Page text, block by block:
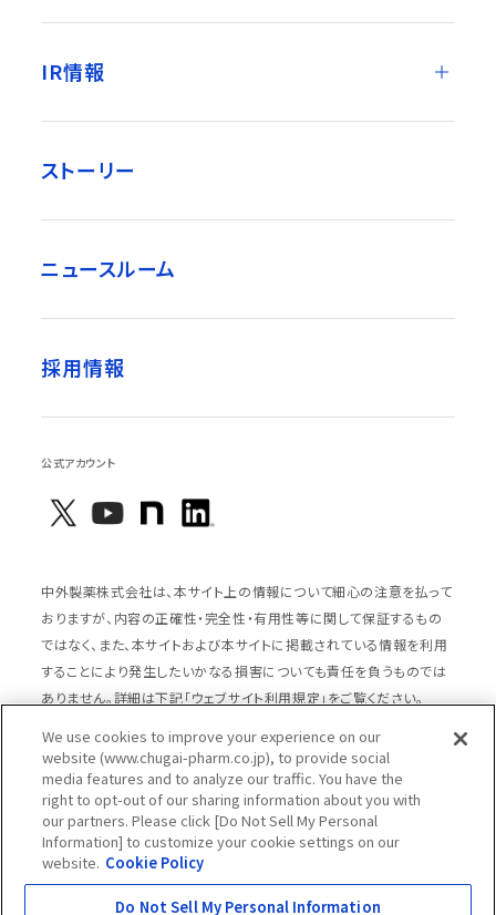
IR情報
ストーリー
ニュースルーム
採用情報
公式アカウント
中外製薬株式会社は、本サイト上の情報について細心の注意を払って
おりますが、内容の正確性・完全性・有用性等に関して保証するもの
ではなく、また、本サイトおよび本サイトに掲載されている情報を利用
することにより発生したいかなる損害についても責任を負うものでは
ありません。詳細は下記「ウェブサイト利用規定」をご覧ください。
サイトマップ
ウェブサイト利用規定
個人情報の取扱いのご案内
ソーシャルメディアポリシー
推奨閲覧環境
ウェブアクセシビリティ対応
We use cookies to improve your experience on our
website (www.chugai-pharm.co.jp), to provide social
media features and to analyze our traffic. You have the
right to opt-out of our sharing information about you with
our partners. Please click [Do Not Sell My Personal
Information] to customize your cookie settings on our
website. Cookie Policy
Do Not Sell My Personal Information